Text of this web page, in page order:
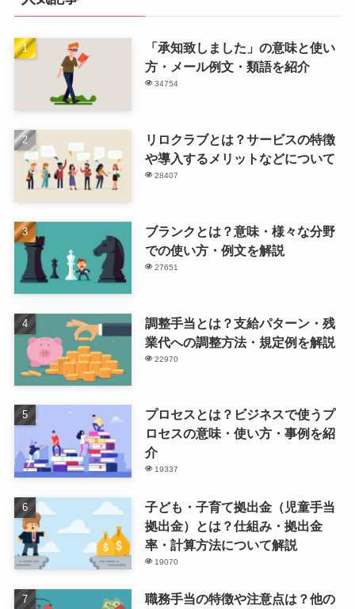
「承知致しました」の意味と使い
方・メール例文・類語を紹介
34754
リロクラブとは？サービスの特徴
や導入するメリットなどについて
28407
ブランクとは？意味・様々な分野
での使い方・例文を解説
27651
調整手当とは？支給パターン・残
業代への調整方法・規定例を解説
22970
プロセスとは？ビジネスで使うプ
ロセスの意味・使い方・事例を紹
介
19337
子ども・子育て拠出金（児童手当
拠出金）とは？仕組み・拠出金
率・計算方法について解説
19070
職務手当の特徴や注意点は？他の